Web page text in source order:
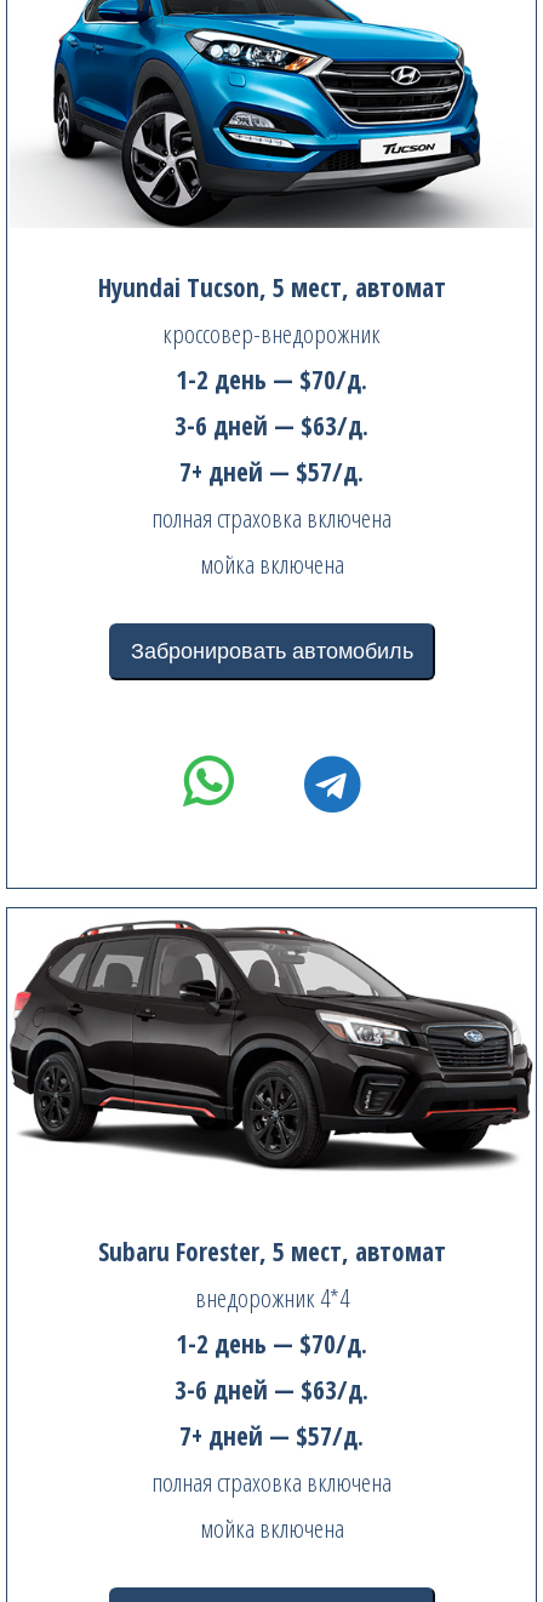
Hyundai Tucson, 5 мест, автомат
кроссовер-внедорожник
1-2 день — $70/д.
3-6 дней — $63/д.
7+ дней — $57/д.
полная страховка включена
мойка включена
Забронировать автомобиль
Subaru Forester, 5 мест, автомат
внедорожник 4*4
1-2 день — $70/д.
3-6 дней — $63/д.
7+ дней — $57/д.
полная страховка включена
мойка включена